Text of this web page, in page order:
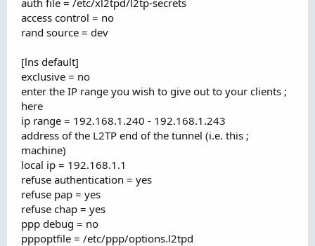
access control = no
rand source = dev
[lns default]
exclusive = no
; enter the IP range you wish to give out to your clients
here
ip range = 192.168.1.240 - 192.168.1.243
; address of the L2TP end of the tunnel (i.e. this
machine)
local ip = 192.168.1.1
refuse authentication = yes
refuse pap = yes
refuse chap = yes
ppp debug = no
pppoptfile = /etc/ppp/options.l2tpd